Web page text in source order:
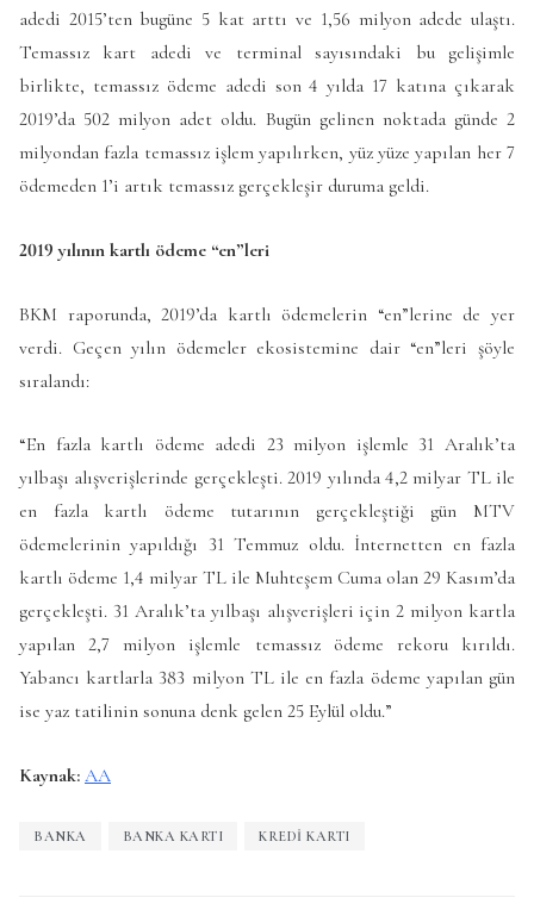
adedi 2015’ten bugüne 5 kat arttı ve 1,56 milyon adede ulaştı.
Temassız kart adedi ve terminal sayısındaki bu gelişimle
birlikte, temassız ödeme adedi son 4 yılda 17 katına çıkarak
2019’da 502 milyon adet oldu. Bugün gelinen noktada günde 2
milyondan fazla temassız işlem yapılırken, yüz yüze yapılan her 7
ödemeden 1’i artık temassız gerçekleşir duruma geldi.
2019 yılının kartlı ödeme “en”leri
BKM raporunda, 2019’da kartlı ödemelerin “en”lerine de yer
verdi. Geçen yılın ödemeler ekosistemine dair “en”leri şöyle
sıralandı:
“En fazla kartlı ödeme adedi 23 milyon işlemle 31 Aralık’ta
yılbaşı alışverişlerinde gerçekleşti. 2019 yılında 4,2 milyar TL ile
en fazla kartlı ödeme tutarının gerçekleştiği gün MTV
ödemelerinin yapıldığı 31 Temmuz oldu. İnternetten en fazla
kartlı ödeme 1,4 milyar TL ile Muhteşem Cuma olan 29 Kasım’da
gerçekleşti. 31 Aralık’ta yılbaşı alışverişleri için 2 milyon kartla
yapılan 2,7 milyon işlemle temassız ödeme rekoru kırıldı.
Yabancı kartlarla 383 milyon TL ile en fazla ödeme yapılan gün
ise yaz tatilinin sonuna denk gelen 25 Eylül oldu.”
Kaynak: AA
BANKA BANKA KARTI KREDI KARTI